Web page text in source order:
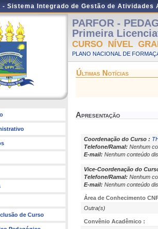
- Sistema Integrado de Gestão de Atividades
de Curso
PARFOR -
Primeira
CURSO NÍVEL
PLANO NACIONAL DE
Últimas Notícias
Apresentação
Coordenação do Curso :
Telefone/Ramal: Nenhum
E-mail: Nenhum conteúdo
Vice-Coordenação do
Telefone/Ramal: Nenhum
E-mail: Nenhum conteúdo
Área de Conhecimento
Outra(s)
Convênio Acadêmico :